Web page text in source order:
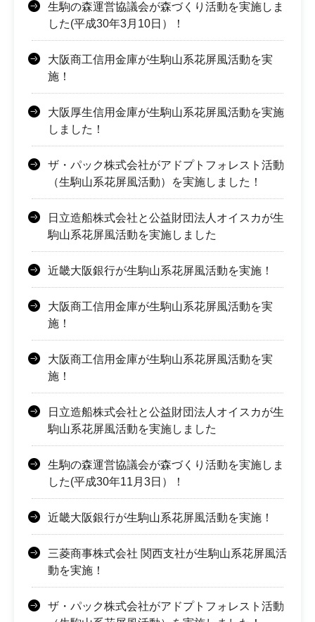
生駒の森運営協議会が森づくり活動を実施しま
した(平成30年3月10日）！
大阪商工信用金庫が生駒山系花屏風活動を実
施！
大阪厚生信用金庫が生駒山系花屏風活動を実施
しました！
ザ・パック株式会社がアドプトフォレスト活動
（生駒山系花屏風活動）を実施しました！
日立造船株式会社と公益財団法人オイスカが生
駒山系花屏風活動を実施しました
近畿大阪銀行が生駒山系花屏風活動を実施！
大阪商工信用金庫が生駒山系花屏風活動を実
施！
大阪商工信用金庫が生駒山系花屏風活動を実
施！
日立造船株式会社と公益財団法人オイスカが生
駒山系花屏風活動を実施しました
生駒の森運営協議会が森づくり活動を実施しま
した(平成30年11月3日）！
近畿大阪銀行が生駒山系花屏風活動を実施！
三菱商事株式会社 関西支社が生駒山系花屏風活
動を実施！
ザ・パック株式会社がアドプトフォレスト活動